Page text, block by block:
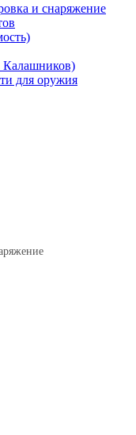
и снаряжение
для оружия